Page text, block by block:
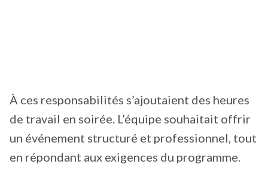
À ces responsabilités s’ajoutaient des heures
de travail en soirée. L’équipe souhaitait offrir
un événement structuré et professionnel, tout
en répondant aux exigences du programme.